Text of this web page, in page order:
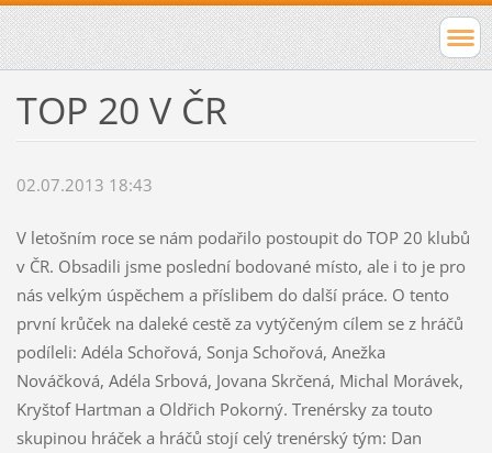
TOP 20 V ČR
02.07.2013 18:43
V letošním roce se nám podařilo postoupit do TOP 20 klubů
v ČR. Obsadili jsme poslední bodované místo, ale i to je pro
nás velkým úspěchem a příslibem do další práce. O tento
první krůček na daleké cestě za vytýčeným cílem se z hráčů
podíleli: Adéla Schořová, Sonja Schořová, Anežka
Nováčková, Adéla Srbová, Jovana Skrčená, Michal Morávek,
Kryštof Hartman a Oldřich Pokorný. Trenérsky za touto
skupinou hráček a hráčů stojí celý trenérský tým: Dan